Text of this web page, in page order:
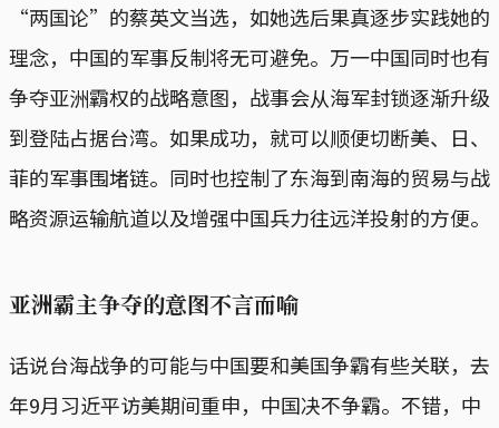
“两国论”的蔡英文当选，如她选后果真逐步实践她的
理念，中国的军事反制将无可避免。万一中国同时也有
争夺亚洲霸权的战略意图，战事会从海军封锁逐渐升级
到登陆占据台湾。如果成功，就可以顺便切断美、日、
菲的军事围堵链。同时也控制了东海到南海的贸易与战
略资源运输航道以及增强中国兵力往远洋投射的方便。
亚洲霸主争夺的意图不言而喻
话说台海战争的可能与中国要和美国争霸有些关联，去
年9月习近平访美期间重申，中国决不争霸。不错，中